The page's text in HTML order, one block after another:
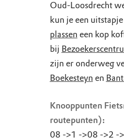
Oud-Loosdrecht
kun je een
plassen een kop
bij
zijn er onderweg
Boekesteyn en
Knooppunten
routepunten):
08 ->1 ->08 ->2 -